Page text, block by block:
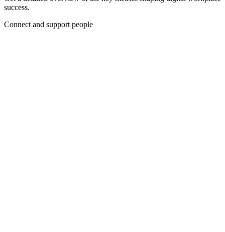
success.
Connect and support people